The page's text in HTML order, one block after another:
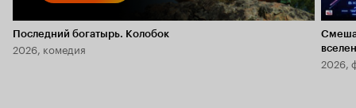
Последний богатырь. Колобок
2026, комедия
2026,